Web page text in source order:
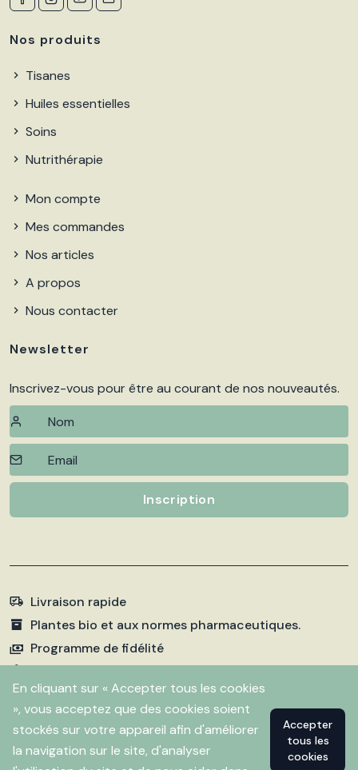
En cliquant sur « Accepter tous les cookies
», vous acceptez que des cookies soient
stockés sur votre appareil afin d'améliorer
la navigation sur le site, d'analyser
Accepter
tous les
cookies
Nos produits
Tisanes
Huiles essentielles
Soins
Nutrithérapie
Mon compte
Mes commandes
Nos articles
A propos
Nous contacter
Newsletter
Inscrivez-vous pour être au courant de nos nouveautés.
Inscription
Livraison rapide
Plantes bio et aux normes pharmaceutiques.
Programme de fidélité
Paiements sécurisés
2026 Pharmacie Fleurentin. Propulsé par Flitbix.com